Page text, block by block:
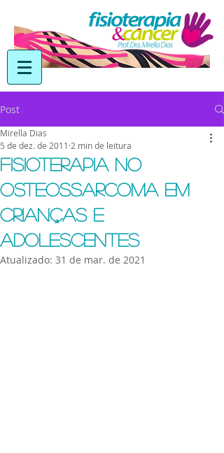
Post
Fisioterapia no
Osteossarcoma em
Crianças e
Adolescentes
Mirella Dias
5 de dez. de 2011 2 min de leitura
Atualizado: 31 de mar. de 2021